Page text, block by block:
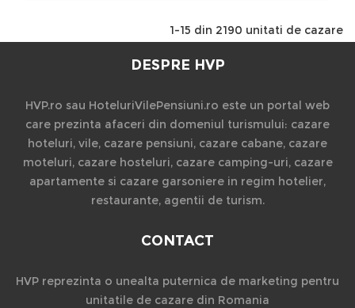
1-15 din 2190 unitati de cazare
DESPRE HVP
HVP.ro sau HoteluriVilePensiuni.ro este un portal web
care prezinta afaceri din domeniul turismului: cazare
hoteluri, vile, cazare pensiuni, cazare cabane, cazare
moteluri, cazare hosteluri, cazare camping-uri, cazare
apartamente si cazare garsoniere in regim hotelier,
restaurante, agentii de turism.
CONTACT
HVP reprezinta o unealta puternica de marketing pentru
unitatile de cazare din Romania